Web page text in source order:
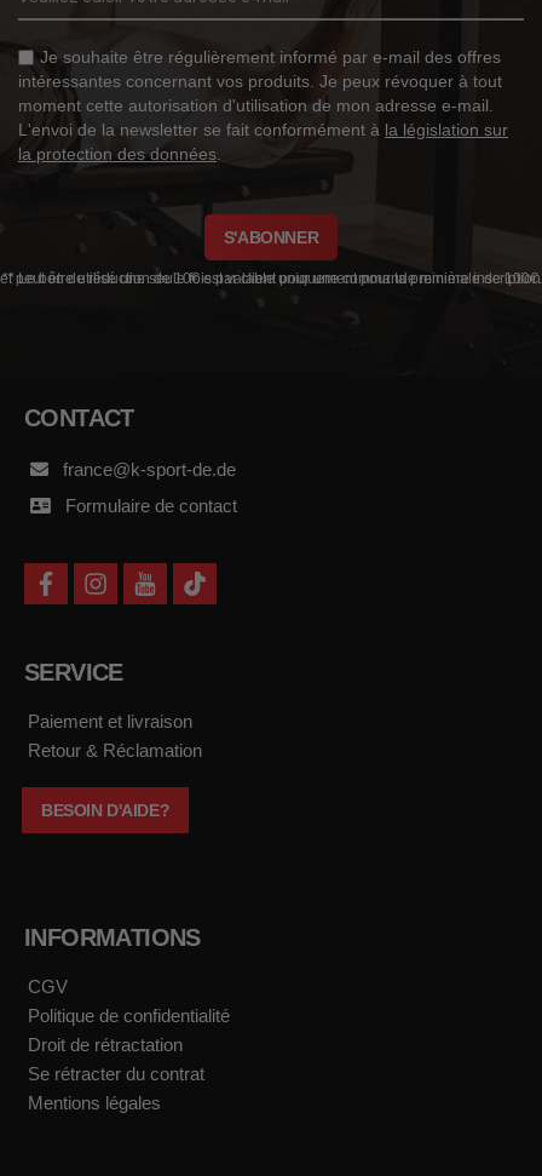
Je souhaite être régulièrement informé par e-mail des offres
intéressantes concernant vos produits. Je peux révoquer à tout
moment cette autorisation d'utilisation de mon adresse e-mail.
L'envoi de la newsletter se fait conformément à la législation sur
la protection des données
S'ABONNER
** Le bon de réduction de 10€ est valable uniquement pour ta première inscription et peut être utilisé une seule fois par client pour une commande minimale de 100€.
CONTACT
france@k-sport-de.de
Formulaire de contact
f
a
b
o
k
i
n
a
g
m
y
o
t
i
SERVICE
Paiement et livraison
Retour & Réclamation
BESOIN D'AIDE?
INFORMATIONS
CGV
Politique de confidentialité
Droit de rétractation
Se rétracter du contrat
Mentions légales